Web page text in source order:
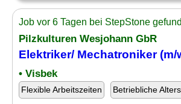
Job vor 6 Tagen bei StepStone
Pilzkulturen Wesjohann GbR
Elektriker/ Mechatroniker(m/
• Visbek
Flexible Arbeitszeiten Betriebliche